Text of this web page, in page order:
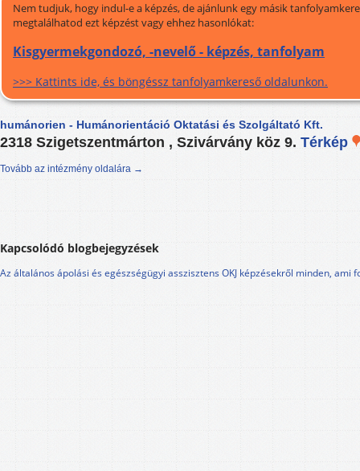
Nem tudjuk, hogy indul-e a képzés, de ajánlunk egy másik
megtalálhatod ezt képzést vagy ehhez hasonlókat:
Kisgyermekgondozó, -nevelő - képzés, tanfolyam
>>> Kattints ide, és böngéssz tanfolyamkereső oldalunkon.
humánorien - Humánorientáció Oktatási és Szolgáltató Kft.
2318 Szigetszentmárton , Szivárvány köz 9. Térkép
Tovább az intézmény oldalára →
Kapcsolódó blogbejegyzések
Az általános ápolási és egészségügyi asszisztens OKJ képzésekről minden, ami